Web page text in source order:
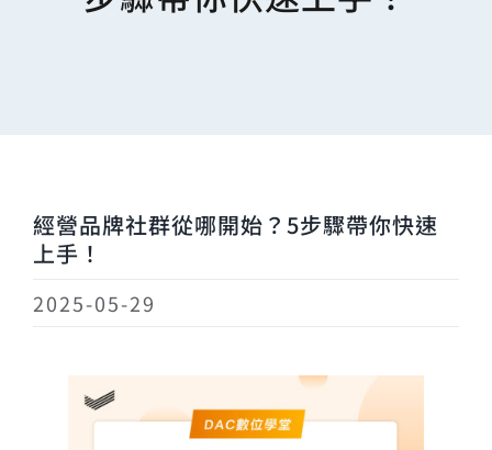
經營品牌社群從哪開始？5步驟帶你快速
上手！
2025-05-29